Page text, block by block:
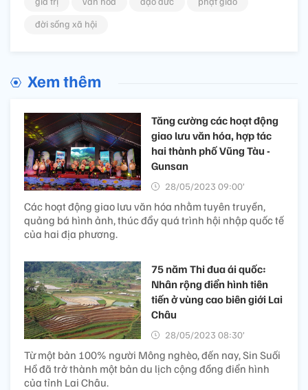
đời sống xã hội
Xem thêm
Tăng cường các hoạt động
giao lưu văn hóa, hợp tác
hai thành phố Vũng Tàu -
Gunsan
28/05/2023 09:00’
Các hoạt động giao lưu văn hóa nhằm tuyên truyền,
quảng bá hình ảnh, thúc đẩy quá trình hội nhập quốc tế
của hai địa phương.
75 năm Thi đua ái quốc:
Nhân rộng điển hình tiên
tiến ở vùng cao biên giới Lai
Châu
28/05/2023 08:30’
Từ một bản 100% người Mông nghèo, đến nay, Sin Suối
Hồ đã trở thành một bản du lịch cộng đồng điển hình
của tỉnh Lai Châu.